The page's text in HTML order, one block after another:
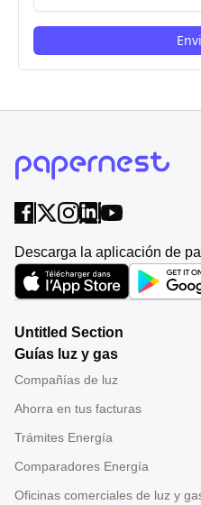
Descarga la aplicación de
Untitled Section
Guías luz y gas
Compañías de luz
Ahorra en tus facturas
Trámites Energía
Comparadores Energía
Oficinas comerciales de luz y